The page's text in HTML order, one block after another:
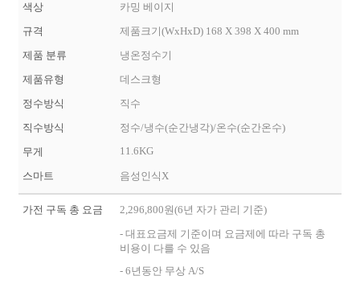
색상
카밍 베이지
규격
제품크기(WxHxD) 168 X 398 X 400 mm
제품 분류
냉온정수기
제품유형
데스크형
정수방식
직수
직수방식
정수/냉수(순간냉각)/온수(순간온수)
무게
11.6KG
스마트 음성인식X
가전 구독 총 요금
2,296,800원(6년 자가 관리 기준)
- 대표요금제 기준이며 요금제에 따라 구독 총
비용이 다를 수 있음
- 6년동안 무상 A/S